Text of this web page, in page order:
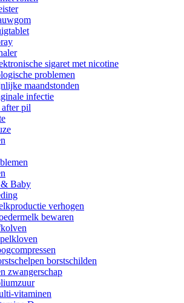
sigaret met nicotine
problemen
maandstonden
infectie
pil
& Baby
verhogen
bewaren
borstschilden
zwangerschap
vitaminen